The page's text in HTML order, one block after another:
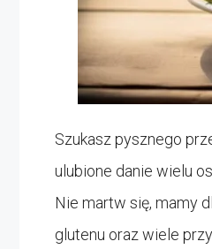
Szukasz pysznego
ulubione danie wielu
Nie martw się, mamy
glutenu oraz wiele